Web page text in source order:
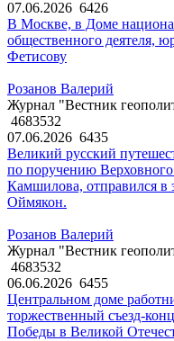
07.06.2026 6426
В Москве, в Доме
общественного деятеля,
Фетисову
Розанов Валерий
Журнал "Вестник
4683532
07.06.2026 6435
Великий русский
по поручению
Камшилова, отправился в
Оймякон.
Розанов Валерий
Журнал "Вестник
4683532
06.06.2026 6455
Центральном доме
торжественный съезд-
Победы в Великой